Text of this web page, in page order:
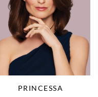
PRINCESSA